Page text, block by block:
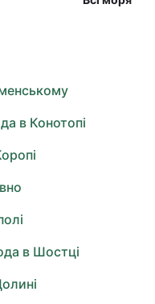
в Конотопі
в Шостці